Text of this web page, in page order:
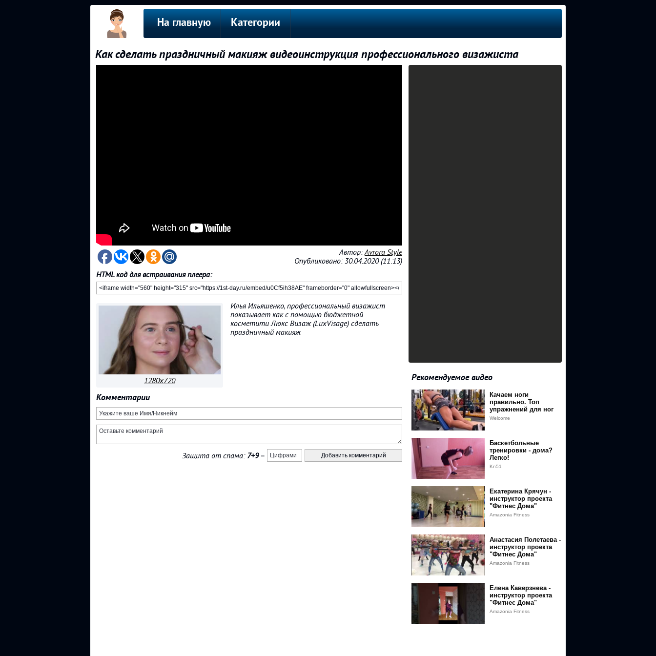
На главную Категории
Как сделать праздничный макияж видеоинструкция профессионального визажиста
Автор:Avrora Style
Опубликовано: 30.04.2020 (11:13)
HTML код для встраивания плеера:
1280x720
Илья Ильяшенко, профессиональный визажист
показывает как с помощью бюджетной
косметити Люкс Визаж (LuxVisage) сделать
праздничный макияж
Комментарии
Защита от спама: 7+9=
Рекомендуемое видео
Качаем ноги
правильно. Топ
упражнений для ног
девушкам
Welcome
Баскетбольные
тренировки - дома?
Легко!
Kn51
Екатерина Крячун -
инструктор проекта
"Фитнес Дома"
Amazonia Fitness
Анастасия Полетаева -
инструктор проекта
"Фитнес Дома"
Amazonia Fitness
Елена Каверзнева -
инструктор проекта
"Фитнес Дома"
Amazonia Fitness